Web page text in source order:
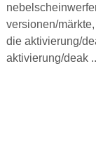
versionen/
die aktivierung/
aktivierung/deak